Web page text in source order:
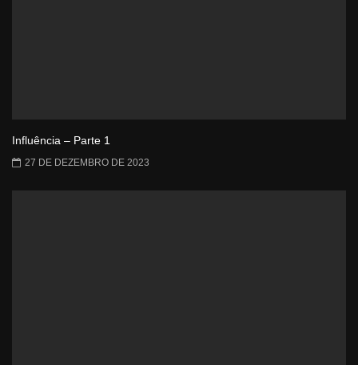
Influência – Parte 1
27 DE DEZEMBRO DE 2023